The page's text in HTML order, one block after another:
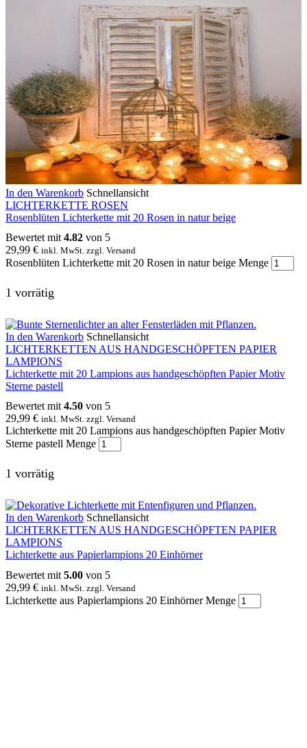
In den Warenkorb Schnellansicht
LICHTERKETTE ROSEN
Rosenblüten Lichterkette mit 20 Rosen in natur beige
Bewertet mit 4.82 von 5
29,99 € inkl. MwSt. zzgl. Versand
Rosenblüten Lichterkette mit 20 Rosen in natur beige Menge
1 vorrätig
In den Warenkorb Schnellansicht
LICHTERKETTEN AUS HANDGESCHÖPFTEN PAPIER
LAMPIONS
Lichterkette mit 20 Lampions aus handgeschöpften Papier Motiv
Sterne pastell
Bewertet mit 4.50 von 5
29,99 € inkl. MwSt. zzgl. Versand
Lichterkette mit 20 Lampions aus handgeschöpften Papier Motiv
Sterne pastell Menge
1 vorrätig
In den Warenkorb Schnellansicht
LICHTERKETTEN AUS HANDGESCHÖPFTEN PAPIER
LAMPIONS
Lichterkette aus Papierlampions 20 Einhörner
Bewertet mit 5.00 von 5
29,99 € inkl. MwSt. zzgl. Versand
Lichterkette aus Papierlampions 20 Einhörner Menge